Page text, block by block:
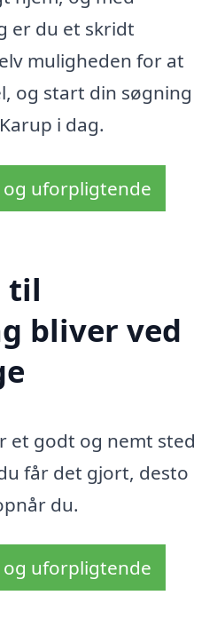
er du et skridt
muligheden for at
og start din søgning
i dag.
og uforpligtende
til
bliver ved
et godt og nemt sted
får det gjort, desto
du.
og uforpligtende